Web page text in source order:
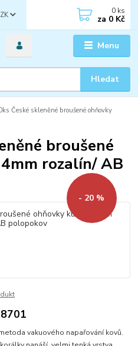
Menu
Hledat
0 ks
za 0 Kč
České skleněné broušené ohňovky
broušené
rozalín/ AB
- 20 %
vakuového napařování kovů.